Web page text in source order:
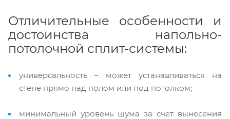
Отличительные особенности и
достоинства напольно-
потолочной сплит-системы:
универсальность – может устанавливаться на
стене прямо над полом или под потолком;
минимальный уровень шума за счет вынесения